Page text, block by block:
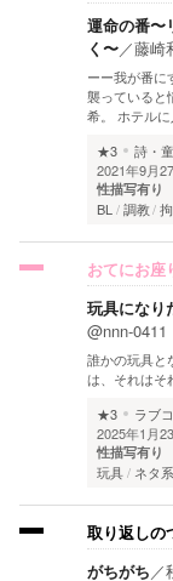
運命の番〜
く〜／藤崎
ーー我が番に
襲っていると
希。 ホテル
★3
詩・
2021年9月
性描写有り
BL 調教
おてにお座
玩具になり
@nnn-0411
誰かの玩具と
は、それはそ
★3
ラブ
2025年1月
性描写有り
玩具 ネタ
取り返しの
がちがち／